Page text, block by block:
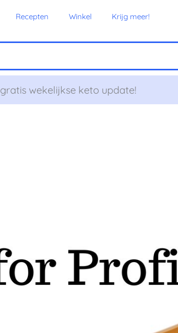
Recepten Winkel Krijg meer!
wekelijkse keto update!